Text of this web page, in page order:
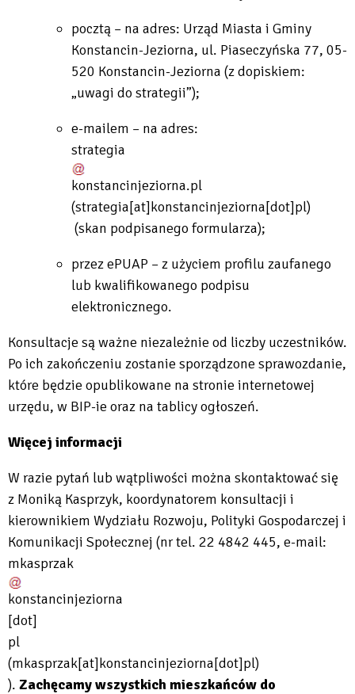
pocztą – na adres: Urząd Miasta i Gminy
Konstancin-Jeziorna, ul. Piaseczyńska 77, 05-
520 Konstancin-Jeziorna (z dopiskiem:
„uwagi do strategii”);
e-mailem – na adres:
strategia
konstancinjeziorna.pl
(strategia[at]konstancinjeziorna[dot]pl)
(skan podpisanego formularza);
przez ePUAP – z użyciem profilu zaufanego
lub kwalifikowanego podpisu
elektronicznego.
Konsultacje są ważne niezależnie od liczby uczestników.
Po ich zakończeniu zostanie sporządzone sprawozdanie,
które będzie opublikowane na stronie internetowej
urzędu, w BIP-ie oraz na tablicy ogłoszeń.
Więcej informacji
W razie pytań lub wątpliwości można skontaktować się
z Moniką Kasprzyk, koordynatorem konsultacji i
kierownikiem Wydziału Rozwoju, Polityki Gospodarczej i
Komunikacji Społecznej (nr tel. 22 4842 445, e-mail:
mkasprzak
konstancinjeziorna
[dot]
pl
(mkasprzak[at]konstancinjeziorna[dot]pl)
). Zachęcamy wszystkich mieszkańców do